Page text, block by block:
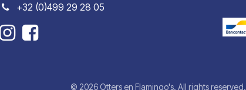
+32 (0)499 29 28 05
© 2026 Otters en Flamingo's. All rights reserved.